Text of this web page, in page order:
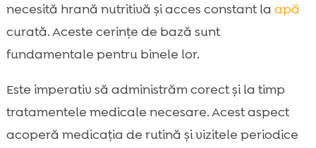
necesită hrană nutritivă și acces constant la apă
curată. Aceste cerințe de bază sunt
fundamentale pentru binele lor.
Este imperativ să administrăm corect și la timp
tratamentele medicale necesare. Acest aspect
acoperă medicația de rutină și vizitele periodice